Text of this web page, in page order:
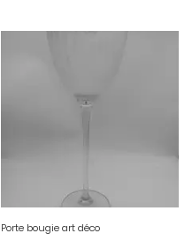
Porte bougie art déco